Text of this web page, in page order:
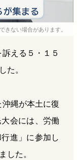
きない場合があります。
える５・１５
た。
縄が本土に復
会には、労働
進」に参加し
した。